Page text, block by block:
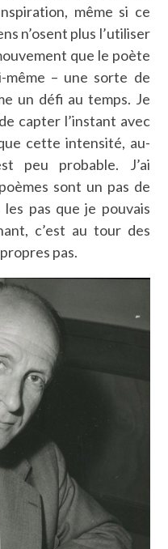
même si ce
n’osent plus l’utiliser
que le poète
même – une sorte de
un défi au temps. Je
capter l’instant avec
cette intensité, au-
peu probable. J’ai
sont un pas de
pas que je pouvais
c’est au tour des
pas.